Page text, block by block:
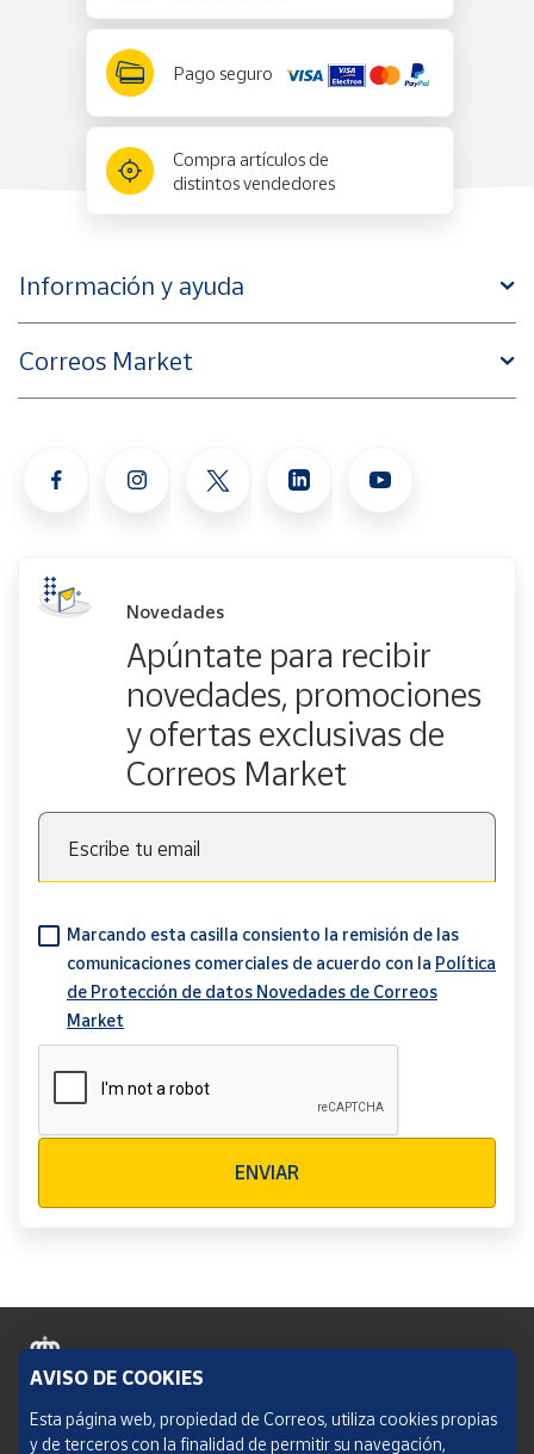
Pago seguro
Compra artículos de
distintos vendedores
Información y ayuda
Correos Market
Novedades
Apúntate para recibir
novedades, promociones
y ofertas exclusivas de
Correos Market
Escribe tu email
Marcando esta casilla consiento la remisión de las
comunicaciones comerciales de acuerdo con la Política
de Protección de datos Novedades de Correos
Market
ENVIAR
Política de cookies
AVISO DE COOKIES
Esta página web, propiedad de Correos, utiliza cookies propias
y de terceros con la finalidad de permitir su navegación,